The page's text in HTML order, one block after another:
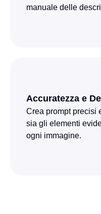
manuale delle
Accuratezza e
Crea prompt precisi
sia gli elementi
ogni immagine.